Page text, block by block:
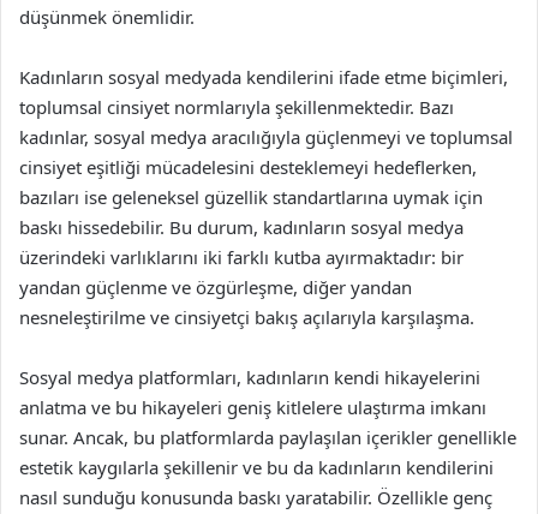
düşünmek önemlidir.
Kadınların sosyal medyada kendilerini ifade etme biçimleri,
toplumsal cinsiyet normlarıyla şekillenmektedir. Bazı
kadınlar, sosyal medya aracılığıyla güçlenmeyi ve toplumsal
cinsiyet eşitliği mücadelesini desteklemeyi hedeflerken,
bazıları ise geleneksel güzellik standartlarına uymak için
baskı hissedebilir. Bu durum, kadınların sosyal medya
üzerindeki varlıklarını iki farklı kutba ayırmaktadır: bir
yandan güçlenme ve özgürleşme, diğer yandan
nesneleştirilme ve cinsiyetçi bakış açılarıyla karşılaşma.
Sosyal medya platformları, kadınların kendi hikayelerini
anlatma ve bu hikayeleri geniş kitlelere ulaştırma imkanı
sunar. Ancak, bu platformlarda paylaşılan içerikler genellikle
estetik kaygılarla şekillenir ve bu da kadınların kendilerini
nasıl sunduğu konusunda baskı yaratabilir. Özellikle genç